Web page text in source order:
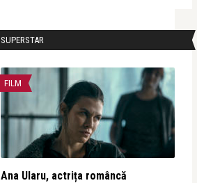
SUPERSTAR
FILM
Ana Ularu, actrița româncă